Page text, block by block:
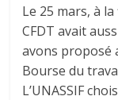
Le 25 mars, à
CFDT avait
avons proposé
Bourse du
L’UNASSIF